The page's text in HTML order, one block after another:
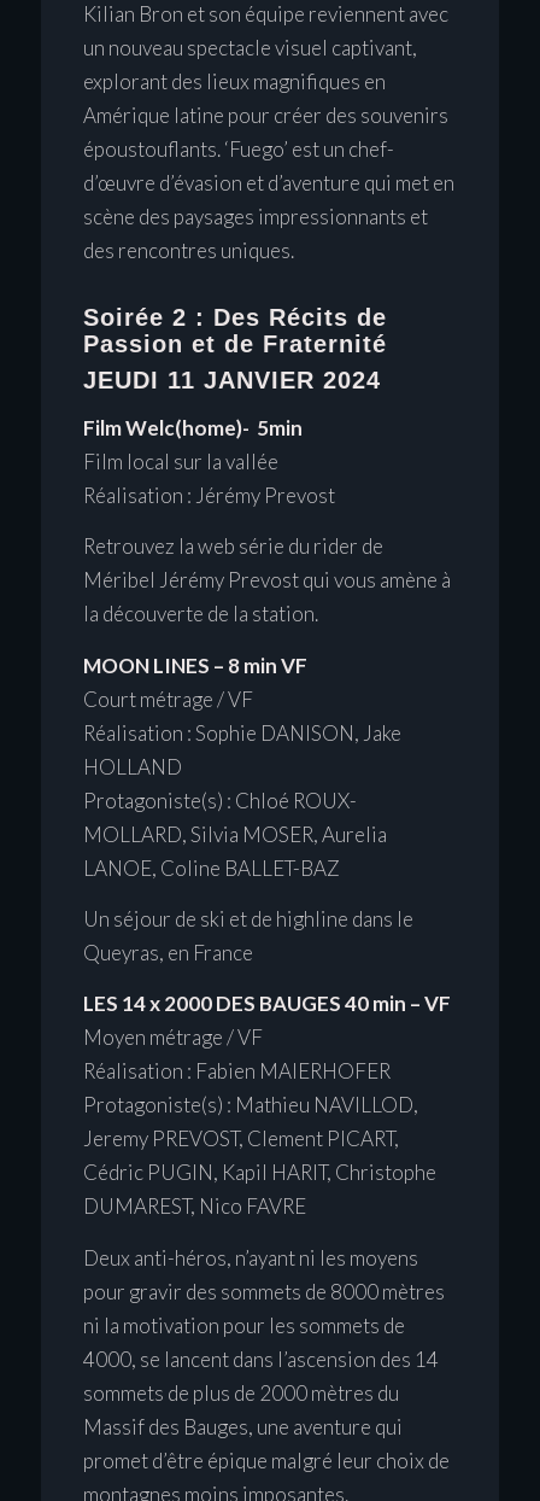
Kilian Bron et son équipe reviennent avec
un nouveau spectacle visuel captivant,
explorant des lieux magnifiques en
Amérique latine pour créer des souvenirs
époustouflants. ‘Fuego’ est un chef-
d’œuvre d’évasion et d’aventure qui met en
scène des paysages impressionnants et
des rencontres uniques.
Soirée 2 : Des Récits de
Passion et de Fraternité
JEUDI 11 JANVIER 2024
Film Welc(home)- 5min
Film local sur la vallée
Réalisation : Jérémy Prevost
Retrouvez la web série du rider de
Méribel Jérémy Prevost qui vous amène à
la découverte de la station.
MOON LINES – 8 min VF
Court métrage / VF
Réalisation : Sophie DANISON, Jake
HOLLAND
Protagoniste(s) : Chloé ROUX-
MOLLARD, Silvia MOSER, Aurelia
LANOE, Coline BALLET-BAZ
Un séjour de ski et de highline dans le
Queyras, en France
LES 14 x 2000 DES BAUGES 40 min – VF
Moyen métrage / VF
Réalisation : Fabien MAIERHOFER
Protagoniste(s) : Mathieu NAVILLOD,
Jeremy PREVOST, Clement PICART,
Cédric PUGIN, Kapil HARIT, Christophe
DUMAREST, Nico FAVRE
Deux anti-héros, n’ayant ni les moyens
pour gravir des sommets de 8000 mètres
ni la motivation pour les sommets de
4000, se lancent dans l’ascension des 14
sommets de plus de 2000 mètres du
Massif des Bauges, une aventure qui
promet d’être épique malgré leur choix de
montagnes moins imposantes.